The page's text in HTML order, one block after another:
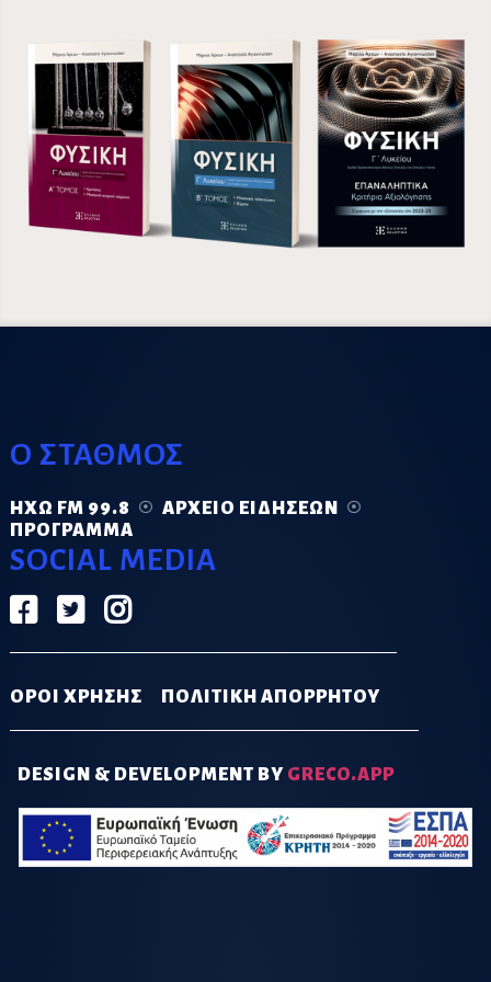
Ο ΣΤΑΘΜΟΣ
ΗΧΏ FM 99.8
ΑΡΧΕΊΟ ΕΙΔΉΣΕΩΝ
ΠΡΌΓΡΑΜΜΑ
SOCIAL MEDIA
ΟΡΟΙ ΧΡΗΣΗΣ ΠΟΛΙΤΙΚΗ ΑΠΟΡΡΗΤΟΥ
DESIGN & DEVELOPMENT BY GRECO.APP